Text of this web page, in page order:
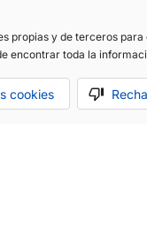
propias y de terceros
encontrar toda la
cookies